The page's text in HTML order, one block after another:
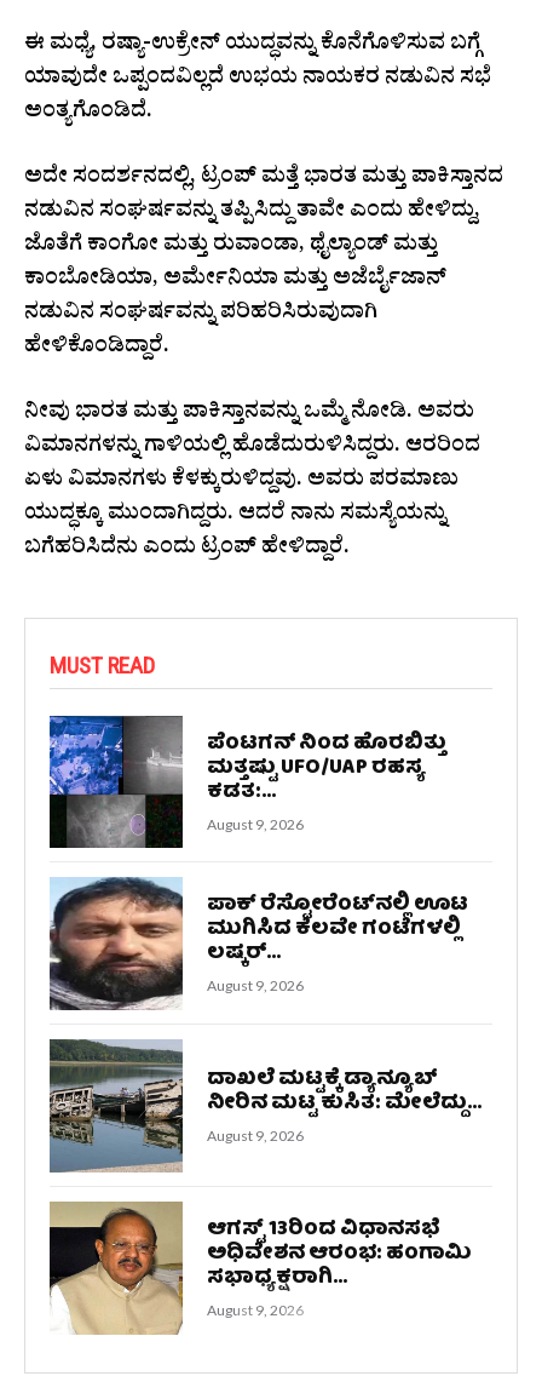
ಈ ಮಧ್ಯೆ, ರಷ್ಯಾ-ಉಕ್ರೇನ್ ಯುದ್ಧವನ್ನು ಕೊನೆಗೊಳಿಸುವ ಬಗ್ಗೆ
ಯಾವುದೇ ಒಪ್ಪಂದವಿಲ್ಲದೆ ಉಭಯ ನಾಯಕರ ನಡುವಿನ ಸಭೆ
ಅಂತ್ಯಗೊಂಡಿದೆ.
ಅದೇ ಸಂದರ್ಶನದಲ್ಲಿ, ಟ್ರಂಪ್ ಮತ್ತೆ ಭಾರತ ಮತ್ತು ಪಾಕಿಸ್ತಾನದ
ನಡುವಿನ ಸಂಘರ್ಷವನ್ನು ತಪ್ಪಿಸಿದ್ದು ತಾವೇ ಎಂದು ಹೇಳಿದ್ದು,
ಜೊತೆಗೆ ಕಾಂಗೋ ಮತ್ತು ರುವಾಂಡಾ, ಥೈಲ್ಯಾಂಡ್ ಮತ್ತು
ಕಾಂಬೋಡಿಯಾ, ಅರ್ಮೇನಿಯಾ ಮತ್ತು ಅಜೆರ್ಬೈಜಾನ್
ನಡುವಿನ ಸಂಘರ್ಷವನ್ನು ಪರಿಹರಿಸಿರುವುದಾಗಿ
ಹೇಳಿಕೊಂಡಿದ್ದಾರೆ.
ನೀವು ಭಾರತ ಮತ್ತು ಪಾಕಿಸ್ತಾನವನ್ನು ಒಮ್ಮೆ ನೋಡಿ. ಅವರು
ವಿಮಾನಗಳನ್ನು ಗಾಳಿಯಲ್ಲಿ ಹೊಡೆದುರುಳಿಸಿದ್ದರು. ಆರರಿಂದ
ಏಳು ವಿಮಾನಗಳು ಕೆಳಕ್ಕುರುಳಿದ್ದವು. ಅವರು ಪರಮಾಣು
ಯುದ್ಧಕ್ಕೂ ಮುಂದಾಗಿದ್ದರು. ಆದರೆ ನಾನು ಸಮಸ್ಯೆಯನ್ನು
ಬಗೆಹರಿಸಿದೆನು ಎಂದು ಟ್ರಂಪ್ ಹೇಳಿದ್ದಾರೆ.
MUST READ
ಪೆಂಟಗನ್‌ ನಿಂದ ಹೊರಬಿತ್ತು
ಮತ್ತಷ್ಟು UFO/UAP ರಹಸ್ಯ
ಕಡತ:...
August 9, 2026
ಪಾಕ್ ರೆಸ್ಟೋರೆಂಟ್‌ನಲ್ಲಿ ಊಟ
ಮುಗಿಸಿದ ಕೆಲವೇ ಗಂಟೆಗಳಲ್ಲಿ
ಲಷ್ಕರ್...
August 9, 2026
ದಾಖಲೆ ಮಟ್ಟಕ್ಕೆ ಡ್ಯಾನ್ಯೂಬ್
ನೀರಿನ ಮಟ್ಟ ಕುಸಿತ: ಮೇಲೆದ್ದು...
August 9, 2026
ಆಗಸ್ಟ್ 13ರಿಂದ ವಿಧಾನಸಭೆ
ಅಧಿವೇಶನ ಆರಂಭ: ಹಂಗಾಮಿ
ಸಭಾಧ್ಯಕ್ಷರಾಗಿ...
August 9, 2026